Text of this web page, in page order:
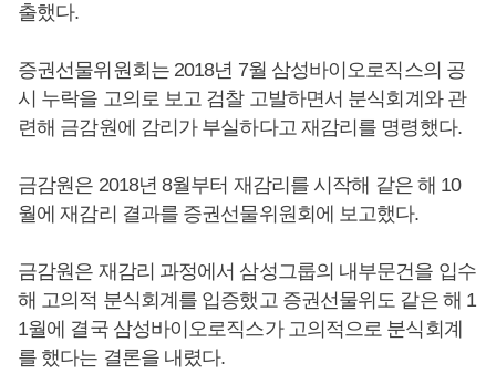
출했다.
증권선물위원회는 2018년 7월 삼성바이오로직스의 공
시 누락을 고의로 보고 검찰 고발하면서 분식회계와 관
련해 금감원에 감리가 부실하다고 재감리를 명령했다.
금감원은 2018년 8월부터 재감리를 시작해 같은 해 10
월에 재감리 결과를 증권선물위원회에 보고했다.
금감원은 재감리 과정에서 삼성그룹의 내부문건을 입수
해 고의적 분식회계를 입증했고 증권선물위도 같은 해 1
1월에 결국 삼성바이오로직스가 고의적으로 분식회계
를 했다는 결론을 내렸다.